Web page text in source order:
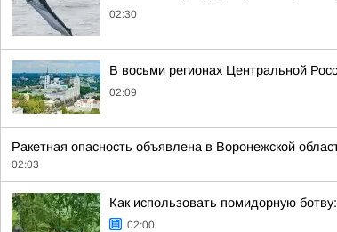
02:30
В восьми регионах Центральной
02:09
Ракетная опасность объявлена в Воронежской
02:03
Как использовать помидорную
02:00